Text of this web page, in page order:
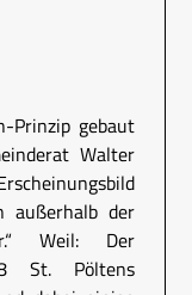
Prinzip gebaut
Walter
außerhalb der
Weil: Der
St. Pöltens